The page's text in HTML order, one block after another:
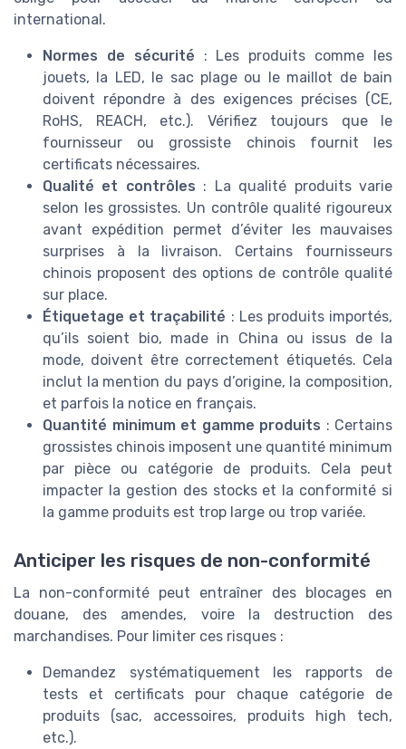
international.
Normes de sécurité : Les produits comme les
jouets, la LED, le sac plage ou le maillot de bain
doivent répondre à des exigences précises (CE,
RoHS, REACH, etc.). Vérifiez toujours que le
fournisseur ou grossiste chinois fournit les
certificats nécessaires.
Qualité et contrôles : La qualité produits varie
selon les grossistes. Un contrôle qualité rigoureux
avant expédition permet d’éviter les mauvaises
surprises à la livraison. Certains fournisseurs
chinois proposent des options de contrôle qualité
sur place.
Étiquetage et traçabilité : Les produits importés,
qu’ils soient bio, made in China ou issus de la
mode, doivent être correctement étiquetés. Cela
inclut la mention du pays d’origine, la composition,
et parfois la notice en français.
Quantité minimum et gamme produits : Certains
grossistes chinois imposent une quantité minimum
par pièce ou catégorie de produits. Cela peut
impacter la gestion des stocks et la conformité si
la gamme produits est trop large ou trop variée.
Anticiper les risques de non-conformité
La non-conformité peut entraîner des blocages en
douane, des amendes, voire la destruction des
marchandises. Pour limiter ces risques :
Demandez systématiquement les rapports de
tests et certificats pour chaque catégorie de
produits (sac, accessoires, produits high tech,
etc.).